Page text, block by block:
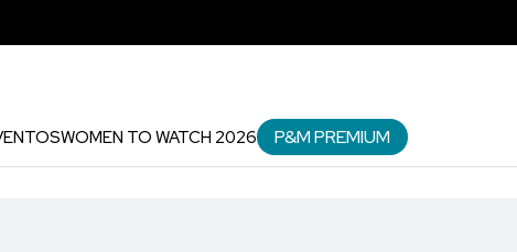
WOMEN TO WATCH 2026 P&M PREMIUM